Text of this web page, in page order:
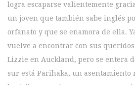
logra escaparse valientemente
un joven que también sabe inglés
orfanato y que se enamora de ella.
vuelve a encontrar con sus
Lizzie en Auckland, pero se entera
sur está Parihaka, un asentamiento